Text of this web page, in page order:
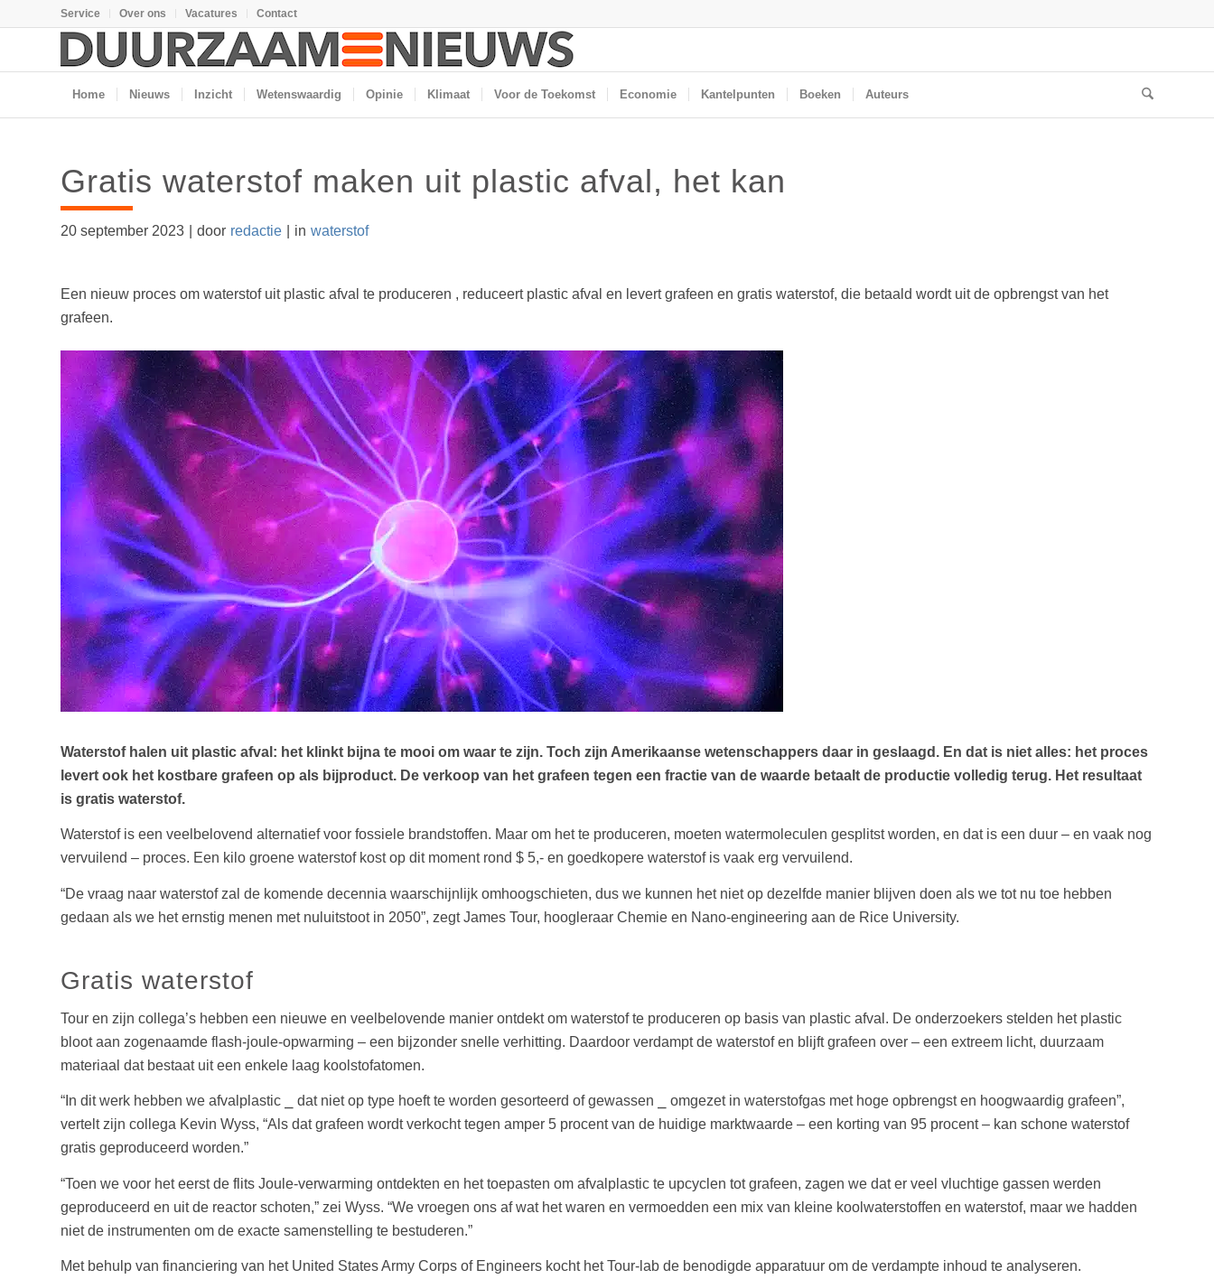
Service Over ons Vacatures Contact
Home Nieuws Inzicht Wetenswaardig Opinie Klimaat Voor de Toekomst Economie Kantelpunten Boeken Auteurs
Gratis waterstof maken uit plastic afval, het kan
20 september 2023 door redactie in waterstof
Een nieuw proces om waterstof uit plastic afval te produceren , reduceert plastic afval en levert grafeen en gratis waterstof, die betaald wordt uit de opbrengst van het
grafeen.
Waterstof halen uit plastic afval: het klinkt bijna te mooi om waar te zijn. Toch zijn Amerikaanse wetenschappers daar in geslaagd. En dat is niet alles: het proces
levert ook het kostbare grafeen op als bijproduct. De verkoop van het grafeen tegen een fractie van de waarde betaalt de productie volledig terug. Het resultaat
is gratis waterstof.
Waterstof is een veelbelovend alternatief voor fossiele brandstoffen. Maar om het te produceren, moeten watermoleculen gesplitst worden, en dat is een duur – en vaak nog
vervuilend – proces. Een kilo groene waterstof kost op dit moment rond $ 5,- en goedkopere waterstof is vaak erg vervuilend.
“De vraag naar waterstof zal de komende decennia waarschijnlijk omhoogschieten, dus we kunnen het niet op dezelfde manier blijven doen als we tot nu toe hebben
gedaan als we het ernstig menen met nuluitstoot in 2050”, zegt James Tour, hoogleraar Chemie en Nano-engineering aan de Rice University.
Gratis waterstof
Tour en zijn collega’s hebben een nieuwe en veelbelovende manier ontdekt om waterstof te produceren op basis van plastic afval. De onderzoekers stelden het plastic
bloot aan zogenaamde flash-joule-opwarming – een bijzonder snelle verhitting. Daardoor verdampt de waterstof en blijft grafeen over – een extreem licht, duurzaam
materiaal dat bestaat uit een enkele laag koolstofatomen.
“In dit werk hebben we afvalplastic ⎯ dat niet op type hoeft te worden gesorteerd of gewassen ⎯ omgezet in waterstofgas met hoge opbrengst en hoogwaardig grafeen”,
vertelt zijn collega Kevin Wyss, “Als dat grafeen wordt verkocht tegen amper 5 procent van de huidige marktwaarde – een korting van 95 procent – kan schone waterstof
gratis geproduceerd worden.”
“Toen we voor het eerst de flits Joule-verwarming ontdekten en het toepasten om afvalplastic te upcyclen tot grafeen, zagen we dat er veel vluchtige gassen werden
geproduceerd en uit de reactor schoten,” zei Wyss. “We vroegen ons af wat het waren en vermoedden een mix van kleine koolwaterstoffen en waterstof, maar we hadden
niet de instrumenten om de exacte samenstelling te bestuderen.”
Met behulp van financiering van het United States Army Corps of Engineers kocht het Tour-lab de benodigde apparatuur om de verdampte inhoud te analyseren.